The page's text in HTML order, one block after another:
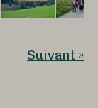
Suivant »